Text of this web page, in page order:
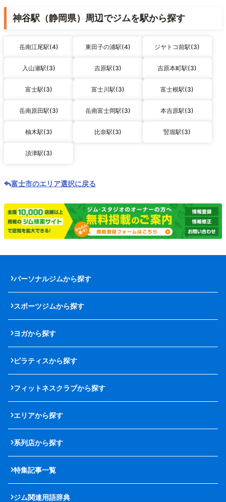
神谷駅（静岡県）周辺でジムを駅から探す
岳南江尾駅(4) 東田子の浦駅(4) ジヤトコ前駅(3)
入山瀬駅(3) 吉原駅(3) 吉原本町駅(3)
富士駅(3) 富士川駅(3) 富士根駅(3)
岳南原田駅(3) 岳南富士岡駅(3) 本吉原駅(3)
柚木駅(3) 比奈駅(3) 竪堀駅(3)
須津駅(3)
富士市のエリア選択に戻る
パーソナルジムから探す
スポーツジムから探す
ヨガから探す
ピラティスから探す
フィットネスクラブから探す
エリアから探す
系列店から探す
特集記事一覧
ジム関連用語辞典